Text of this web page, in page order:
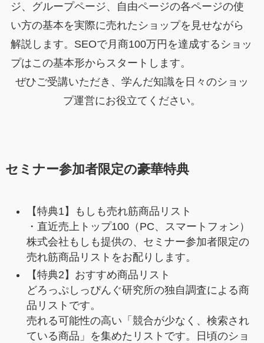
ジ、グループページ、自由ページの各ページの使
い方の基本を実際に売れたショップを見せながら
解説します。SEOで月商100万円を達成するショッ
プはこの基本形からスタートします。
ぜひご受講いただき、学んだ知識を日々のショッ
プ運営にお役立てください。
セミナー参加者限定の豪華特典
【特典1】もしも売れ筋商品リスト
・直近売上トップ100（PC、スマートフォン）
株式会社もしも提供の、セミナー参加者限定の
売れ筋商品リストをお配りします。
【特典2】おすすめ商品リスト
どろっぷしっぴんぐ研究所の独自調査による商
品リストです。
売れる可能性の高い「競合が少なく、検索され
ている商品」を集めたリストです。日頃のショ